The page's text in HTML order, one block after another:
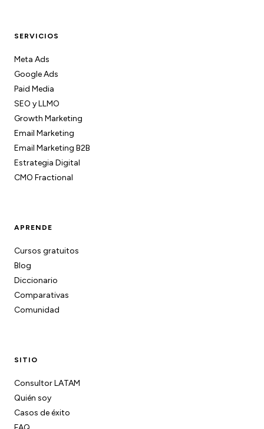
SERVICIOS
Meta Ads
Google Ads
Paid Media
SEO y LLMO
Growth Marketing
Email Marketing
Email Marketing B2B
Estrategia Digital
CMO Fractional
APRENDE
Cursos gratuitos
Blog
Diccionario
Comparativas
Comunidad
SITIO
Consultor LATAM
Quién soy
Casos de éxito